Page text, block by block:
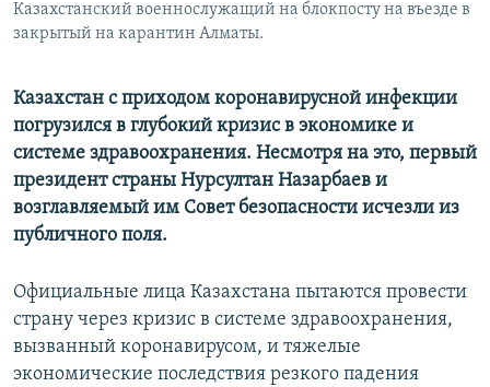
Казахстанский военнослужащий на блокпосту на въезде в
закрытый на карантин Алматы.
Казахстан с приходом коронавирусной инфекции
погрузился в глубокий кризис в экономике и
системе здравоохранения. Несмотря на это, первый
президент страны Нурсултан Назарбаев и
возглавляемый им Совет безопасности исчезли из
публичного поля.
Официальные лица Казахстана пытаются провести
страну через кризис в системе здравоохранения,
вызванный коронавирусом, и тяжелые
экономические последствия резкого падения